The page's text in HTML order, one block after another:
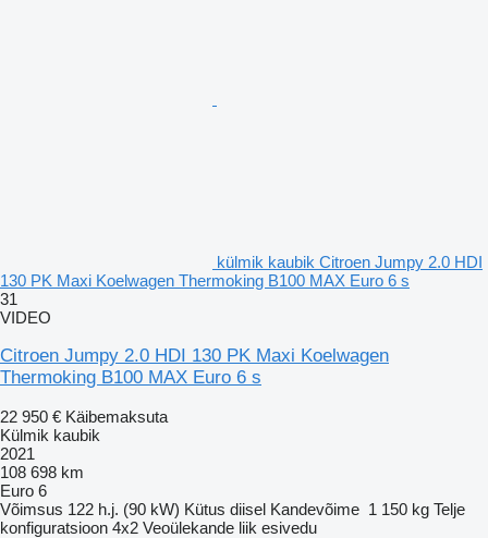
külmik kaubik Citroen Jumpy 2.0 HDI
130 PK Maxi Koelwagen Thermoking B100 MAX Euro 6 s
31
VIDEO
Citroen Jumpy 2.0 HDI 130 PK Maxi Koelwagen
Thermoking B100 MAX Euro 6 s
22 950 € Käibemaksuta
Külmik kaubik
2021
108 698 km
Euro 6
Võimsus 122 h.j. (90 kW) Kütus diisel Kandevõime 1 150 kg Telje
konfiguratsioon 4x2 Veoülekande liik esivedu